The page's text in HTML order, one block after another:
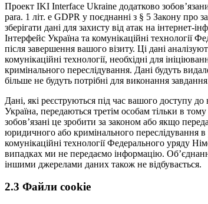
Проект IKI Inter­face Ukraine додатково
para. 1 літ. е GDPR у поєднанні з § 5 Закону про
зберігати дані для захисту від атак на інтернет-
Інтерфейс Україна та комунікаційні технології
після завершення вашого візиту. Ці дані
комунікаційні технології, необхідні для
кримінального переслідування. Дані будуть
більше не будуть потрібні для виконання
Дані, які реєструються під час вашого доступу
Україна, передаються третім особам тільки в
зобов’язані це зробити за законом або якщо
юридичного або кримінального переслідування в
комунікаційні технології Федерального уряду
випадках ми не передаємо інформацію.
іншими джерелами даних також не відбувається.
2.3 Файли cookie